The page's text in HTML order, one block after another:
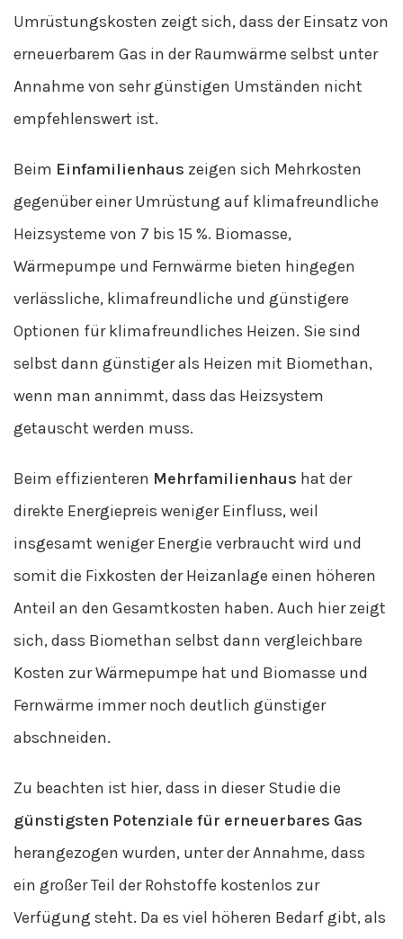
Umrüstungskosten zeigt sich, dass der Einsatz von
erneuerbarem Gas in der Raumwärme selbst unter
Annahme von sehr günstigen Umständen nicht
empfehlenswert ist.
Beim Einfamilienhaus zeigen sich Mehrkosten
gegenüber einer Umrüstung auf klimafreundliche
Heizsysteme von 7 bis 15 %. Biomasse,
Wärmepumpe und Fernwärme bieten hingegen
verlässliche, klimafreundliche und günstigere
Optionen für klimafreundliches Heizen. Sie sind
selbst dann günstiger als Heizen mit Biomethan,
wenn man annimmt, dass das Heizsystem
getauscht werden muss.
Beim effizienteren Mehrfamilienhaus hat der
direkte Energiepreis weniger Einfluss, weil
insgesamt weniger Energie verbraucht wird und
somit die Fixkosten der Heizanlage einen höheren
Anteil an den Gesamtkosten haben. Auch hier zeigt
sich, dass Biomethan selbst dann vergleichbare
Kosten zur Wärmepumpe hat und Biomasse und
Fernwärme immer noch deutlich günstiger
abschneiden.
Zu beachten ist hier, dass in dieser Studie die
günstigsten Potenziale für erneuerbares Gas
herangezogen wurden, unter der Annahme, dass
ein großer Teil der Rohstoffe kostenlos zur
Verfügung steht. Da es viel höheren Bedarf gibt, als